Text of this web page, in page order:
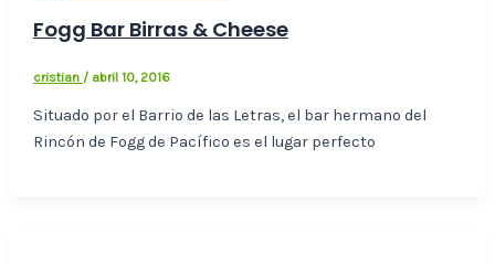
Fogg Bar Birras & Cheese
cristian / abril 10, 2016
Situado por el Barrio de las Letras, el bar hermano del
Rincón de Fogg de Pacífico es el lugar perfecto